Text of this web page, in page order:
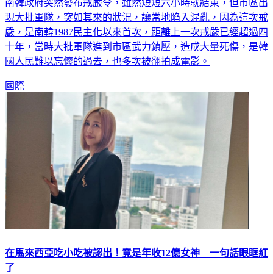
南韓政府突然發布戒嚴令，雖然短短六小時就結束，但市區出
現大批軍隊，突如其來的狀況，讓當地陷入混亂，因為這次戒
嚴，是南韓1987民主化以來首次，距離上一次戒嚴已經超過四
十年，當時大批軍隊進到市區武力鎮壓，造成大量死傷，是韓
國人民難以忘懷的過去，也多次被翻拍成電影。
國際
在馬來西亞吃小吃被認出！竟是年收12億女神 一句話眼眶紅
了